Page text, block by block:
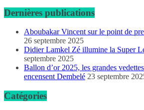
Dernières publications
Aboubakar Vincent sur le point de
26 septembre 2025
Didier Lamkel Zé illumine la Super
septembre 2025
Ballon d’or 2025, les grandes
encensent Dembelé 23 septembre
Catégories